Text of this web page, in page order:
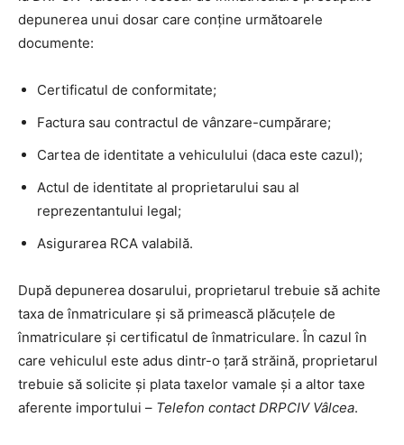
depunerea unui dosar care conține următoarele
documente:
Certificatul de conformitate;
Factura sau contractul de vânzare-cumpărare;
Cartea de identitate a vehiculului (daca este cazul);
Actul de identitate al proprietarului sau al
reprezentantului legal;
Asigurarea RCA valabilă.
După depunerea dosarului, proprietarul trebuie să achite
taxa de înmatriculare și să primească plăcuțele de
înmatriculare și certificatul de înmatriculare. În cazul în
care vehiculul este adus dintr-o țară străină, proprietarul
trebuie să solicite și plata taxelor vamale și a altor taxe
aferente importului – Telefon contact DRPCIV Vâlcea.